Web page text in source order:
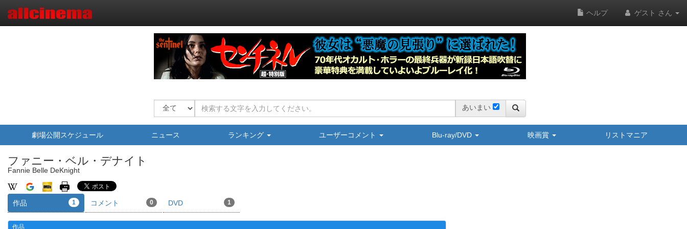
ヘルプ ゲスト さん
あいまい
劇場公開スケジュール ニュース ランキング ユーザーコメント Blu-ray/DVD 映画賞 リストマニア
ファニー・ベル・デナイト
Fannie Belle DeKnight
作品 1 コメント 0 DVD 1
作品